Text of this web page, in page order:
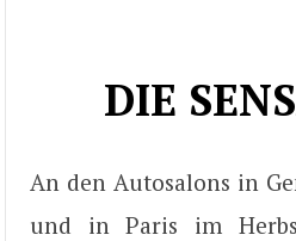
DIE
An den Autosalons in
und in Paris im